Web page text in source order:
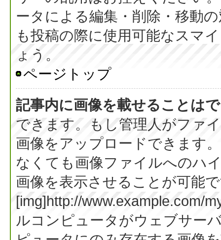
ータによる編集・削除・移動
も投稿の際に使用可能なスマ
ょう。
ページトップ
記事内に画像を載せることは
できます。もし管理人がファ
画像をアップロードできます
なくても画像ファイルへのハ
画像を表示させることが可能
[img]http://www.example.com/
ルコンピュータがウェブサー